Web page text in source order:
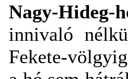
Nagy-Hideg-
innivaló
Fekete-